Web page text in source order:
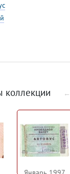
коллекции ←